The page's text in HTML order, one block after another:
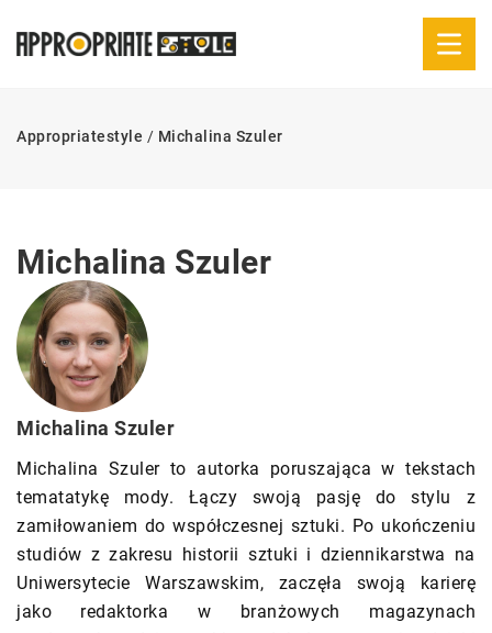
Appropriatestyle / Michalina Szuler
Michalina Szuler
Michalina Szuler
Michalina Szuler to autorka poruszająca w tekstach
tematatykę mody. Łączy swoją pasję do stylu z
zamiłowaniem do współczesnej sztuki. Po ukończeniu
studiów z zakresu historii sztuki i dziennikarstwa na
Uniwersytecie Warszawskim, zaczęła swoją karierę
jako redaktorka w branżowych magazynach